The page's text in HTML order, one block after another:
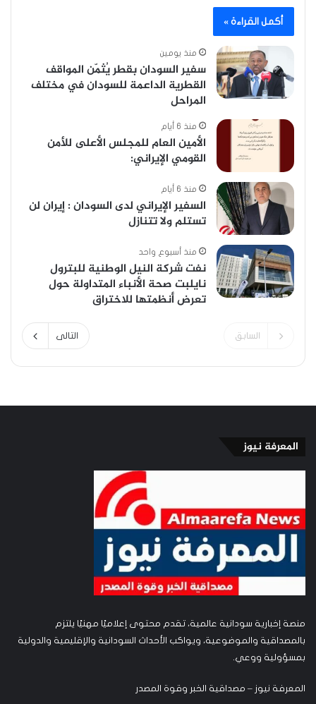
أكمل القراءة »
منذ يومين
سفير السودان بقطر يُثمّن المواقف
القطرية الداعمة للسودان في مختلف
المراحل
منذ 6 أيام
الأمين العام للمجلس الأعلى للأمن
القومي الإيراني:
منذ 6 أيام
السفير الإيراني لدى السودان : إيران لن
تستلم ولا تتنازل
منذ أسبوع واحد
نفت شركة النيل الوطنية للبترول
نايلبت صحة الأنباء المتداولة حول
تعرض أنظمتها للاختراق
السابق التالى
المعرفة نيوز
منصة إخبارية سودانية عالمية، تقدم محتوى إعلاميًا مهنيًا يلتزم
بالمصداقية والموضوعية، ويواكب الأحداث السودانية والإقليمية والدولية
بمسؤولية ووعي.
المعرفة نيوز – مصداقية الخبر وقوة المصدر